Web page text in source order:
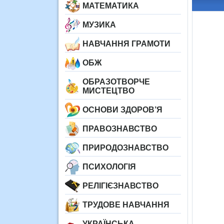
МАТЕМАТИКА
МУЗИКА
НАВЧАННЯ ГРАМОТИ
ОБЖ
ОБРАЗОТВОРЧЕ
МИСТЕЦТВО
ОСНОВИ ЗДОРОВ’Я
ПРАВОЗНАВСТВО
ПРИРОДОЗНАВСТВО
ПСИХОЛОГІЯ
РЕЛІГІЄЗНАВСТВО
ТРУДОВЕ НАВЧАННЯ